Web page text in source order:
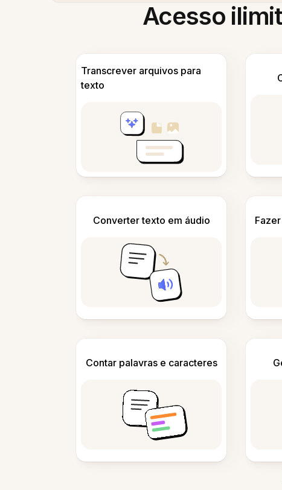
Acesso
Transcrever arquivos para
texto
Converter texto em áudio
Contar palavras e caracteres